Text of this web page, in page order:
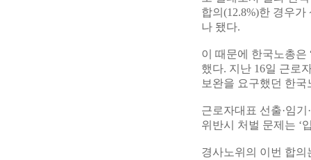
합의(12.8%)한 경우
나 됐다.
이 때문에 한국노총은
했다. 지난 16일 근로
보완을 요구했던 한
근로자대표 선출·임기
위반시 처벌 문제는 ‘
경사노위의 이번 합